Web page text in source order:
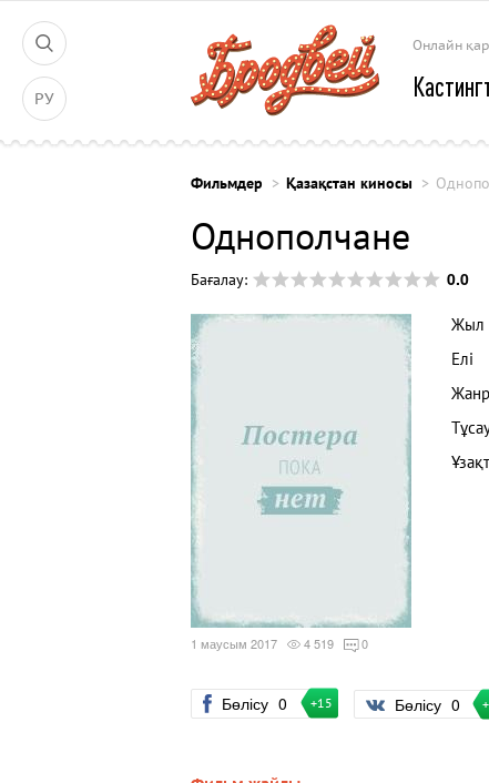
РУ
Онлайн
Фильмдер Қазақстан киносы
Однополчане
Бағалау: 0.0
1 маусым 2017 4 519 0
Жыл
Елі
Жанр
Бөлісу 0 +15 Бөлісу 0